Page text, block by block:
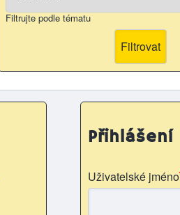
Filtrujte podle tématu
Přihlášení
Uživatelské jméno